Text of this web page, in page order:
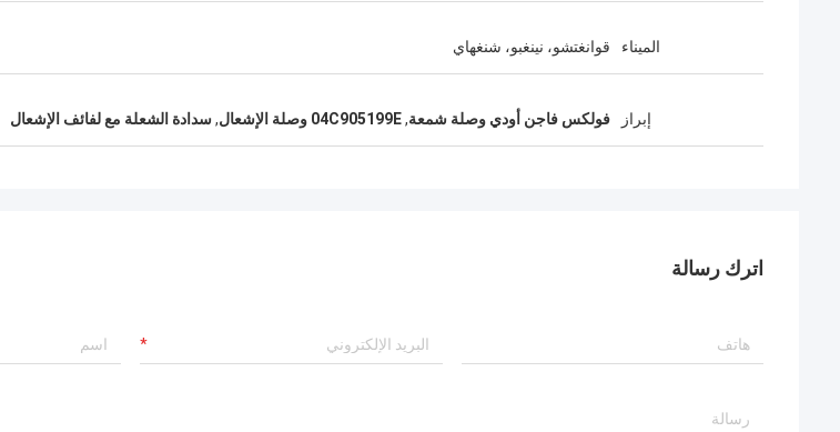
الميناء قوانغتشو، نينغبو، شنغهاي
إبراز فولكس فاجن أودي وصلة شمعة,04C905199E وصلة الإشعال ,سدادة الشعلة مع لفائف الإشعال
اترك رسالة